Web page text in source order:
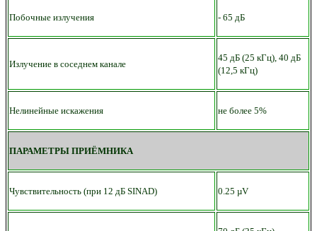
Побочные излучения - 65 дБ
Излучение в соседнем канале
45 дБ (25 кГц), 40 дБ
(12,5 кГц)
Нелинейные искажения не более 5%
ПАРАМЕТРЫ ПРИЁМНИКА
Чувствительность (при 12 дБ SINAD) 0.25 µV